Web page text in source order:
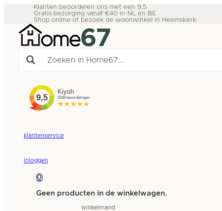
Klanten beoordelen ons met een 9,5
Gratis bezorging vanaf €40 in NL en BE
Shop online of bezoek de woonwinkel in Heemskerk
klantenservice
inloggen
0
Geen producten in de winkelwagen.
winkelmand